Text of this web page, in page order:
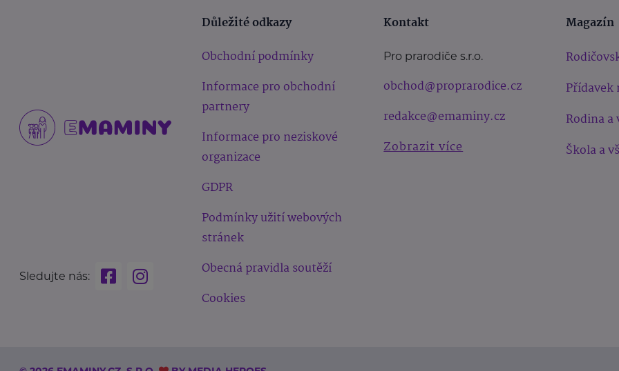
Sledujte nás:
Důležité odkazy
Obchodní podmínky
Informace pro obchodní
partnery
Informace pro neziskové
organizace
GDPR
Podmínky užití webových
stránek
Obecná pravidla soutěží
Cookies
Kontakt
Pro prarodiče s.r.o.
obchod@proprarodice.cz
redakce@emaminy.cz
Zobrazit více
Magazín
Přídavek
Rodina a
Škola a